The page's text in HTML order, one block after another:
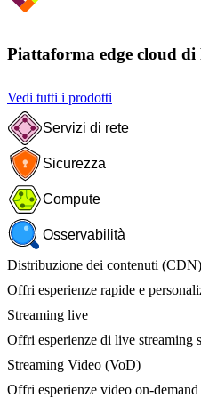
Piattaforma edge cloud di
Vedi tutti i prodotti
Servizi di rete
Sicurezza
Compute
Osservabilità
Distribuzione dei contenuti (CDN)
Offri esperienze rapide e
Streaming live
Offri esperienze di live streaming
Streaming Video (VoD)
Offri esperienze video on-